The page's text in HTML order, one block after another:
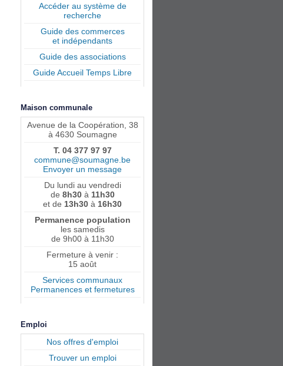
Accéder au système de
recherche
Guide des commerces
et indépendants
Guide des associations
Guide Accueil Temps Libre
Maison communale
Avenue de la Coopération, 38
à 4630 Soumagne
T. 04 377 97 97
commune@soumagne.be
Envoyer un message
Du lundi au vendredi
de 8h30à 11h30
et de 13h30 à 16h30
Permanence population
les samedis
de 9h00 à 11h30
Fermeture à venir :
15 août
Services communaux
Permanences et fermetures
Emploi
Nos offres d'emploi
Trouver un emploi